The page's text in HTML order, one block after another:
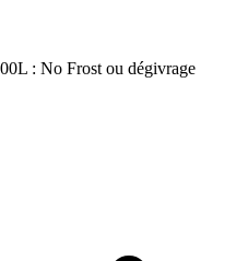
: No Frost ou dégivrage